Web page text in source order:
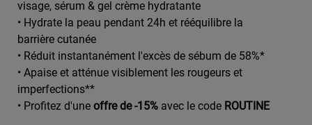
visage, sérum & gel crème hydratante
• Hydrate la peau pendant 24h et rééquilibre la
barrière cutanée
• Réduit instantanément l'excès de sébum de 58%*
• Apaise et atténue visiblement les rougeurs et
imperfections**
• Profitez d'une offre de -15% avec le code ROUTINE